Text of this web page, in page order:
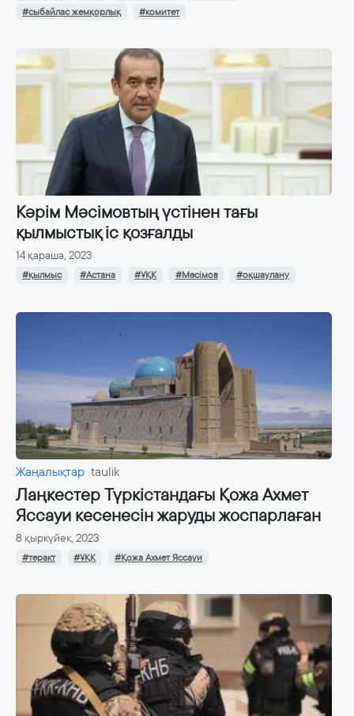
#сыбайлас жемқорлық
#комитет
Кәрім Мәсімовтың үстінен тағы
қылмыстық іс қозғалды
14 қараша, 2023
#қылмыс #Астана #ҰҚК #Мәсімов #оқшаулану
Жаңалықтар taulik
Лаңкестер Түркістандағы Қожа Ахмет
Ясcауи кесенесін жаруды жоспарлаған
8 қыркүйек, 2023
#теракт #ҰҚК #Қожа Ахмет Яссауи